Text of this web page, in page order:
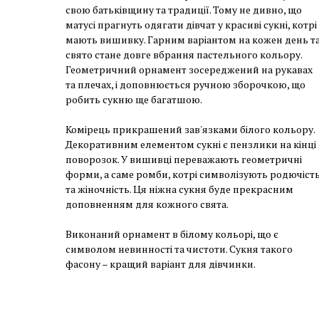
свою батьківщину та традиції. Тому не дивно, що
матусі прагнуть одягати дівчат у красиві сукні, котрі
мають вишивку. Гарним варіантом на кожен день
свято стане довге вбрання пастельного кольору.
Геометричний орнамент зосереджений на рукавах
та плечах, і доповнюється ручною зборочкою, що
робить сукню ще багатшою.
Комірець прикрашений зав'язками білого кольору.
Декоративним елементом сукні є пензлики на кінці
поворозок. У вишивці переважають геометричні
форми, а саме ромби, котрі символізують
та жіночність. Ця ніжна сукня буде прекрасним
доповненням для кожного свята.
Виконаний орнамент в білому кольорі, що є
символом невинності та чистоти. Сукня такого
фасону – кращий варіант для дівчинки.